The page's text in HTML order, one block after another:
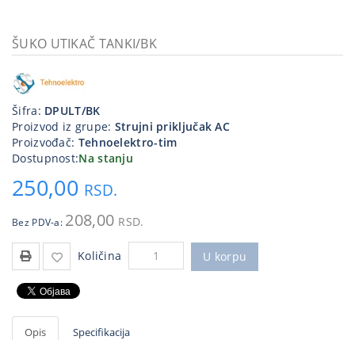
priključci
Kućna
tehnika
Poslovna
oprema,računari
Strujni
program
ŠUKO UTIKAČ TANKI/BK
Šifra: DPULT/BK
Proizvod iz grupe: Strujni priključak AC
Proizvođač: Tehnoelektro-tim
Dostupnost:Na stanju
250,00 RSD.
Bez PDV-a: 208,00 RSD.
Količina U korpu
Opis Specifikacija